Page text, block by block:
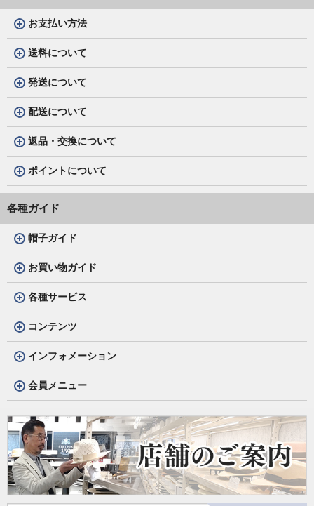
お支払い方法
送料について
発送について
配送について
返品・交換について
ポイントについて
各種ガイド
帽子ガイド
お買い物ガイド
各種サービス
コンテンツ
インフォメーション
会員メニュー